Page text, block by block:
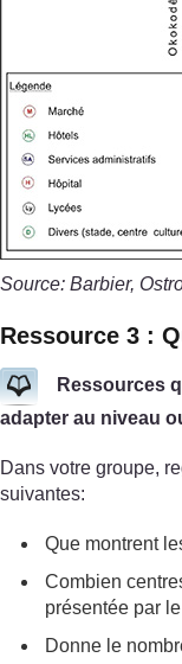
Source: Barbier,
Ressource 3 :
Ressources
adapter au niveau
Dans votre groupe,
suivantes:
Que montrent
Combien
présentée par
Donne le